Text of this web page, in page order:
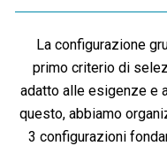
La configurazione
primo criterio di
adatto alle esigenze e
questo, abbiamo
3 configurazioni